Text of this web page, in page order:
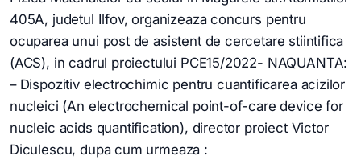
405A, judetul Ilfov, organizeaza concurs pentru
ocuparea unui post de asistent de cercetare stiintifica
(ACS), in cadrul proiectului PCE15/2022- NAQUANTA:
– Dispozitiv electrochimic pentru cuantificarea acizilor
nucleici (An electrochemical point-of-care device for
nucleic acids quantification), director proiect Victor
Diculescu, dupa cum urmeaza :